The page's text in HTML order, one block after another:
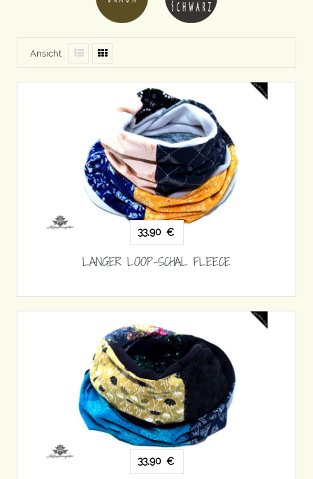
Ansicht
33,90 €
LANGER LOOP-SCHAL FLEECE
33,90 €